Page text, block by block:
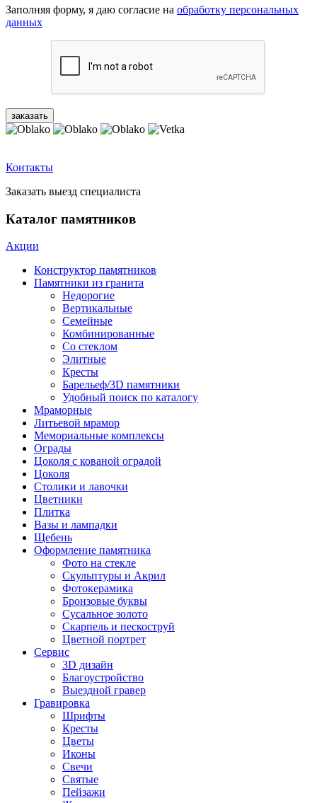
Заполняя форму, я даю согласие на обработку персональных
данных
Контакты
Заказать выезд специалиста
Каталог памятников
Акции
Конструктор памятников
Памятники из гранита
Недорогие
Вертикальные
Семейные
Комбинированные
Со стеклом
Элитные
Кресты
Барельеф/3D памятники
Удобный поиск по каталогу
Мраморные
Литьевой мрамор
Мемориальные комплексы
Ограды
Цоколя с кованой оградой
Цоколя
Столики и лавочки
Цветники
Плитка
Вазы и лампадки
Щебень
Оформление памятника
Фото на стекле
Скульптуры и Акрил
Фотокерамика
Бронзовые буквы
Сусальное золото
Скарпель и пескоструй
Цветной портрет
Сервис
3D дизайн
Благоустройство
Выездной гравер
Гравировка
Шрифты
Кресты
Цветы
Иконы
Свечи
Святые
Пейзажи